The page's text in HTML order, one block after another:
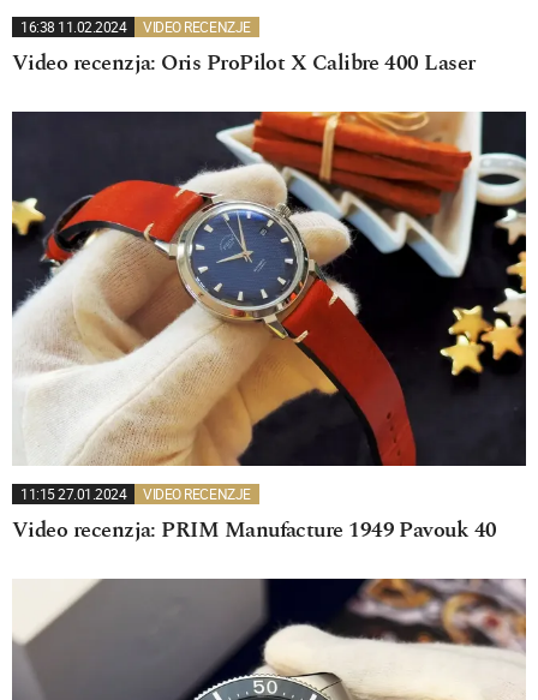
16:38 11.02.2024 VIDEO RECENZJE
Video recenzja: Oris ProPilot X Calibre 400 Laser
11:15 27.01.2024 VIDEO RECENZJE
Video recenzja: PRIM Manufacture 1949 Pavouk 40